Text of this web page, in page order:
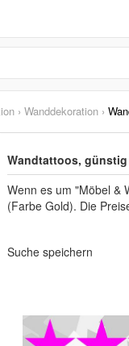
› Wanddekoration ›
Wandtattoos,
Wenn es um "Möbel &
(Farbe Gold). Die
Suche speichern